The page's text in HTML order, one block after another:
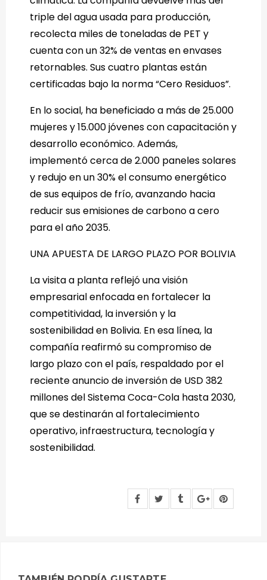
triple del agua usada para producción,
recolecta miles de toneladas de PET y
cuenta con un 32% de ventas en envases
retornables. Sus cuatro plantas están
certificadas bajo la norma “Cero Residuos”.
En lo social, ha beneficiado a más de 25.000
mujeres y 15.000 jóvenes con capacitación y
desarrollo económico. Además,
implementó cerca de 2.000 paneles solares
y redujo en un 30% el consumo energético
de sus equipos de frío, avanzando hacia
reducir sus emisiones de carbono a cero
para el año 2035.
UNA APUESTA DE LARGO PLAZO POR BOLIVIA
La visita a planta reflejó una visión
empresarial enfocada en fortalecer la
competitividad, la inversión y la
sostenibilidad en Bolivia. En esa línea, la
compañía reafirmó su compromiso de
largo plazo con el país, respaldado por el
reciente anuncio de inversión de USD 382
millones del Sistema Coca-Cola hasta 2030,
que se destinarán al fortalecimiento
operativo, infraestructura, tecnología y
sostenibilidad.